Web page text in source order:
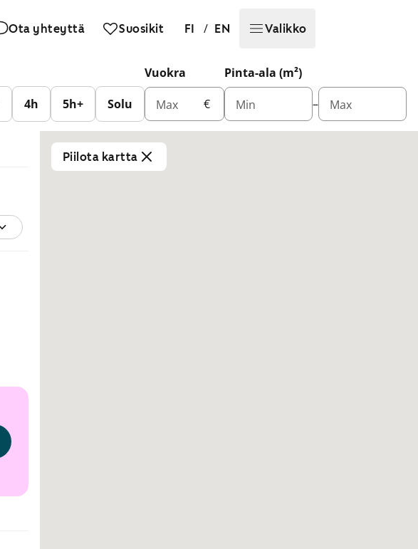
Ota yhteyttä Suosikit FI / EN Valikko
4h 5h+ Solu
Vuokra
Max €
Pinta-ala (m²)
Min – Max
Piilota kartta